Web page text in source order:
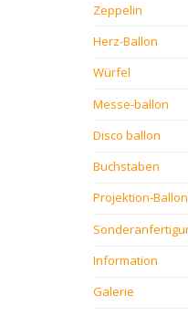
Zeppelin
Herz-Ballon
Würfel
Messe-ballon
Disco ballon
Buchstaben
Projektion-Ballon
Information
Galerie